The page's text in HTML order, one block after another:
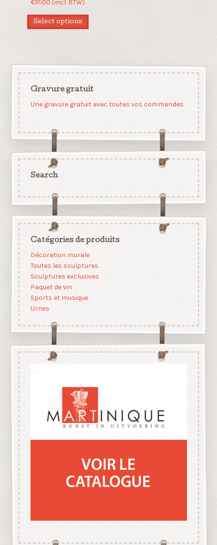
€91.00 (incl. BTW)
Select options
Gravure gratuit
Une gravure gratuit avec toutes vos commandes
Search
Catégories de produits
Décoration murale
Toutes les sculptures
Sculptures exclusives
Paquet de vin
Sports et musique
Urnes